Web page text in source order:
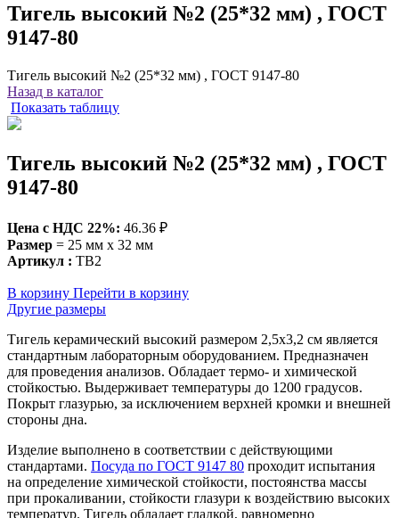
Тигель высокий №2 (25*32 мм) , ГОСТ
9147-80
Тигель высокий №2 (25*32 мм) , ГОСТ 9147-80
Назад в каталог
Показать таблицу
Тигель высокий №2 (25*32 мм) , ГОСТ
9147-80
Цена c НДС 22%: 46.36 ₽
Размер = 25 мм x 32 мм
Артикул : ТВ2
В корзину Перейти в корзину
Другие размеры
Тигель керамический высокий размером 2,5х3,2 см является
стандартным лабораторным оборудованием. Предназначен
для проведения анализов. Обладает термо- и химической
стойкостью. Выдерживает температуры до 1200 градусов.
Покрыт глазурью, за исключением верхней кромки и внешней
стороны дна.
Изделие выполнено в соответствии с действующими
стандартами. Посуда по ГОСТ 9147 80 проходит испытания
на определение химической стойкости, постоянства массы
при прокаливании, стойкости глазури к воздействию высоких
температур. Тигель обладает гладкой, равномерно